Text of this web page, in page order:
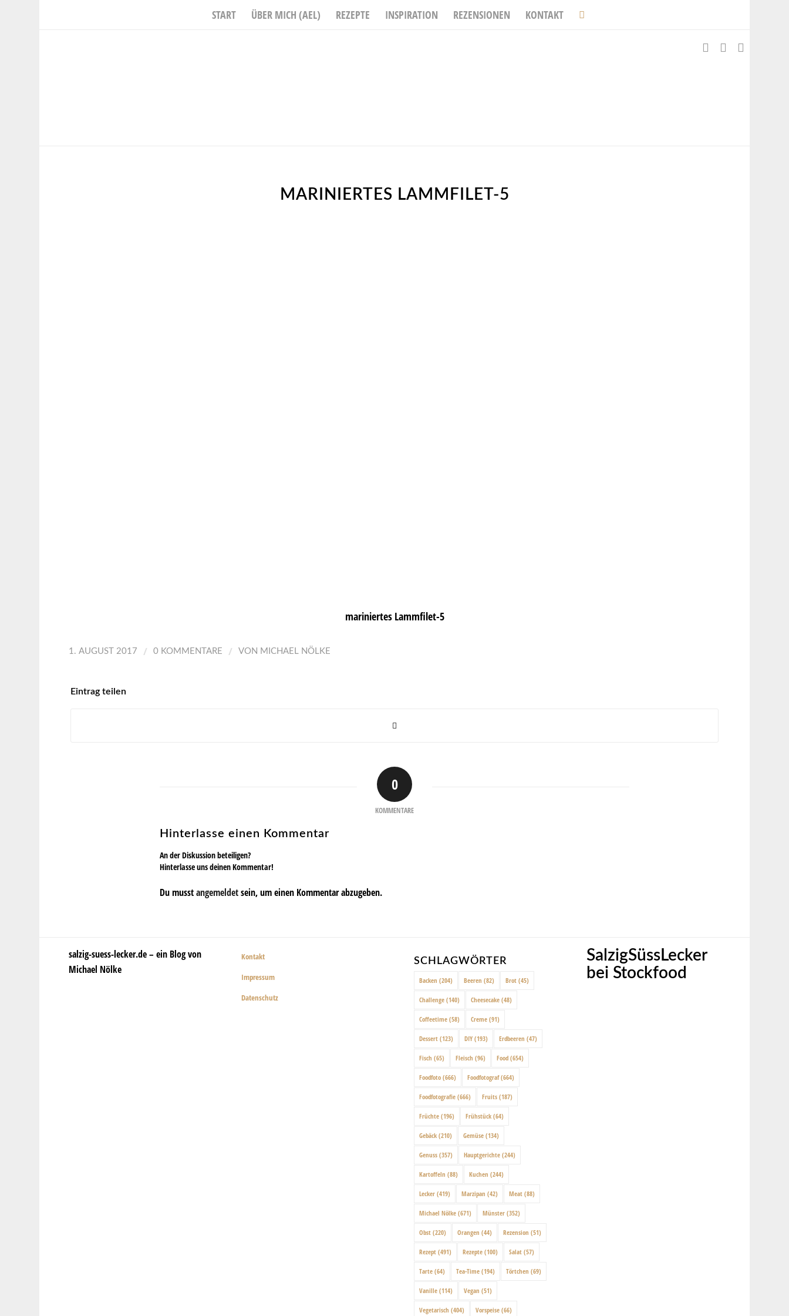
START ÜBER MICH (AEL) REZEPTE INSPIRATION REZENSIONEN KONTAKT
MARINIERTES LAMMFILET-5
mariniertes Lammfilet-5
1. AUGUST 2017 / 0 KOMMENTARE / VON MICHAEL NÖLKE
Eintrag teilen
0
KOMMENTARE
Hinterlasse einen Kommentar
An der Diskussion beteiligen?
Hinterlasse uns deinen Kommentar!
Du musstangemeldetsein, um einen Kommentar abzugeben.
salzig-suess-lecker.de – ein Blog von
Michael Nölke
Kontakt
Impressum
Datenschutz
SCHLAGWÖRTER
Backen (204) Beeren (82) Brot (45)
Challenge (140) Cheesecake (48)
Coffeetime (58) Creme (91)
Dessert (123) DIY (193) Erdbeeren (47)
Fisch (65) Fleisch (96) Food (654)
Foodfoto (666) Foodfotograf(664)
Foodfotografie (666) Fruits (187)
Früchte (196) Frühstück (64)
Gebäck (210) Gemüse (134)
Genuss (357) Hauptgerichte (244)
Kartoffeln (88) Kuchen (244)
Lecker (419) Marzipan (42) Meat (88)
Michael Nölke (671) Münster (352)
Obst (220) Orangen (44) Rezension (51)
Rezept (491) Rezepte (100) Salat (57)
Tarte (64) Tea-Time (194) Törtchen (69)
Vanille (114) Vegan (51)
Vegetarisch (404) Vorspeise (66)
SalzigSüssLecker
bei Stockfood